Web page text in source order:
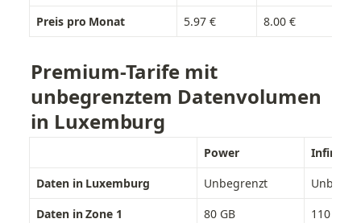
Preis pro Monat 5.97 € 8.00 €
Premium-Tarife mit
unbegrenztem Datenvolumen
in Luxemburg
Power
Infinite
Daten in Luxemburg
Unbegrenzt
Daten in Zone 1
80 GB
110 GB